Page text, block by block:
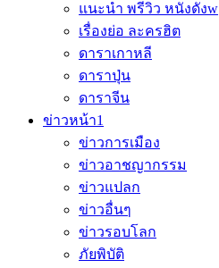
แนะนำ พรีวิว หนังดังw
เรื่องย่อ ละครฮิต
ดาราเกาหลี
ดาราปุ่น
ดาราจีน
ข่าวหน้า1
ข่าวการเมือง
ข่าวอาชญากรรม
ข่าวแปลก
ข่าวอื่นๆ
ข่าวรอบโลก
ภัยพิบัติ